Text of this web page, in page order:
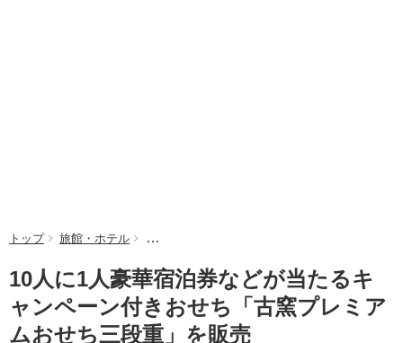
トップ 旅館・ホテル 10人に1人豪華宿泊券などが当たるキャンペー
10人に1人豪華宿泊券などが当たるキ
ャンペーン付きおせち「古窯プレミア
ムおせち三段重」を販売